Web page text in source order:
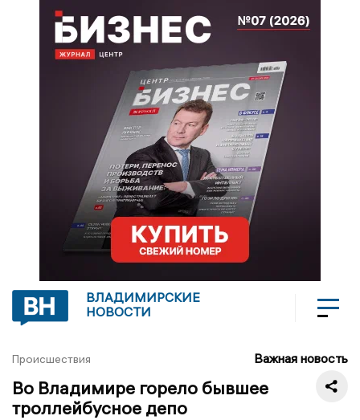
ВЛАДИМИРСКИЕ
НОВОСТИ
Происшествия Важная новость
Во Владимире горело бывшее
троллейбусное депо